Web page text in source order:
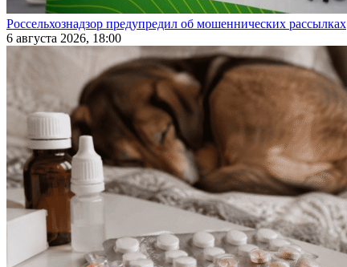
Россельхознадзор предупредил об мошеннических рассылках
6 августа 2026, 18:00